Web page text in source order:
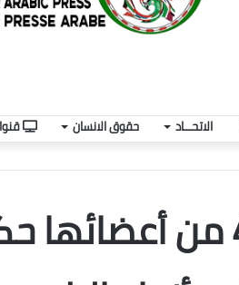
الاتحـــاد حقوق الانسان
طالبان تعيّن 44 من